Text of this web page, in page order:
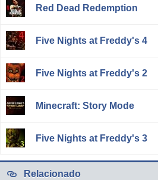
Red Dead Redemption
Five Nights at Freddy's 4
Five Nights at Freddy's 2
Minecraft: Story Mode
Five Nights at Freddy's 3
Relacionado